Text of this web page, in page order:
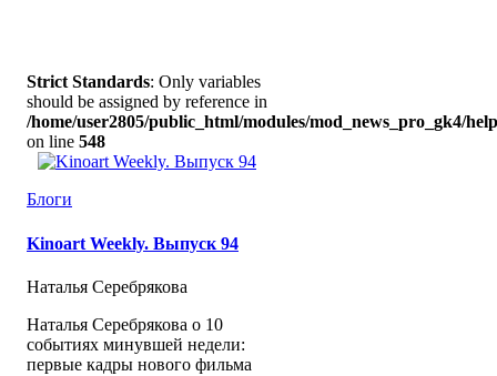
Strict Standards: Only variables
should be assigned by reference in
/home/user2805/public_html/modules/mod_news_pro_gk4/
on line 548
Блоги
Kinoart Weekly. Выпуск 94
Наталья Серебрякова
Наталья Серебрякова о 10
событиях минувшей недели:
первые кадры нового фильма